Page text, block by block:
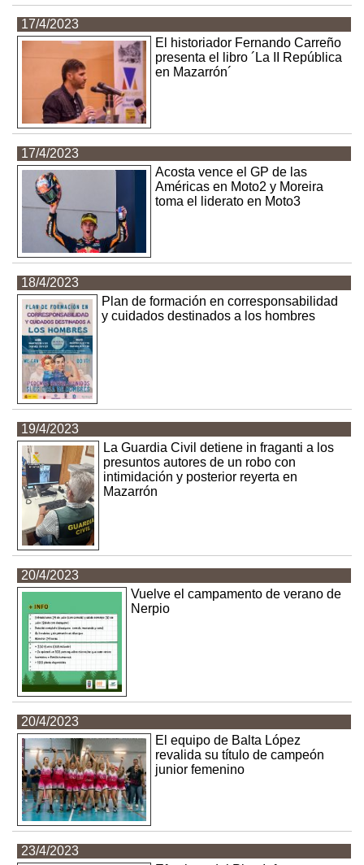
17/4/2023
El historiador Fernando Carreño
presenta el libro ´La II República
en Mazarrón´
17/4/2023
Acosta vence el GP de las
Américas en Moto2 y Moreira
toma el liderato en Moto3
18/4/2023
Plan de formación en corresponsabilidad
y cuidados destinados a los hombres
19/4/2023
La Guardia Civil detiene in fraganti a los
presuntos autores de un robo con
intimidación y posterior reyerta en
Mazarrón
20/4/2023
Vuelve el campamento de verano de
Nerpio
20/4/2023
El equipo de Balta López
revalida su título de campeón
junior femenino
23/4/2023